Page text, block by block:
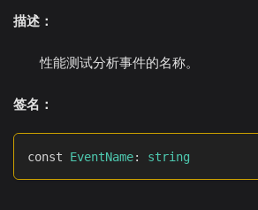
描述：
性能测试分析事件的名称。
签名：
const EventName: string